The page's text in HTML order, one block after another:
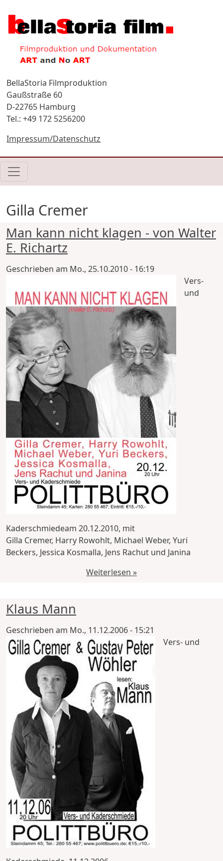
BellaStoria Filmproduktion
Gaußstraße 60
D-22765 Hamburg
Tel.: +49 172 5256200
Impressum/Datenschutz
Gilla Cremer
Man kann nicht klagen - von Walter
E. Richartz
Geschrieben am Mo., 25.10.2010 - 16:19
Vers-
und
Kaderschmiedeam 20.12.2010, mit
Gilla Cremer, Harry Rowohlt, Michael Weber, Yuri
Beckers, Jessica Kosmalla, Jens Rachut und Janina
Weiterlesen »
Klaus Mann
Geschrieben am Mo., 11.12.2006 - 15:21
Vers- und